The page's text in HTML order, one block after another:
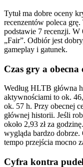
Tytuł ma dobre oceny
recenzentów poleca
podstawie 7 recenzji. W
„Fair”. Odbiór jest
gameplay i gatunek.
Czas gry a obecna
Według HLTB główna
aktywnościami to ok.
ok. 57 h. Przy obecnej
głównej historii. Jeśli
około 2,93 zł za
wygląda bardzo
tempo przejścia mocno
Cyfra kontra